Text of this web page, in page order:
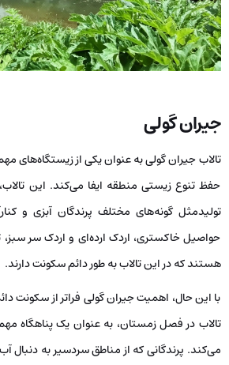
جیران گولی
تالاب جیران گولی به عنوان یکی از زیستگاه‌های
حفظ تنوع زیستی منطقه ایفا می‌کند. این
تولیدمثل گونه‌های مختلف پرندگان آبزی و
حواصیل خاکستری، اردک ارده‌ای و اردک سر سبز،
هستند که در این تالاب به طور دائم سکونت دارند.
با این حال، اهمیت جیران گولی فراتر از سکونت
تالاب در فصل زمستان، به عنوان یک پناهگاه
می‌کند. پرندگانی که از مناطق سردسیر به دنبال